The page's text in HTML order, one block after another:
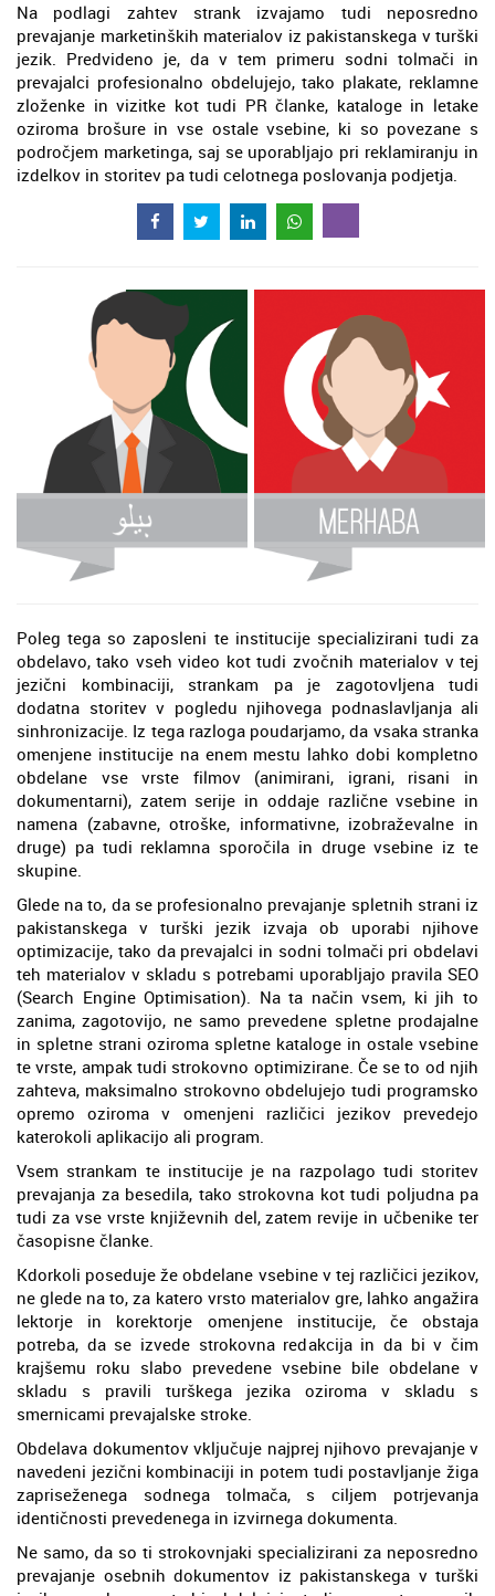
Na podlagi zahtev strank izvajamo tudi neposredno
prevajanje marketinških materialov iz pakistanskega v turški
jezik. Predvideno je, da v tem primeru sodni tolmači in
prevajalci profesionalno obdelujejo, tako plakate, reklamne
zloženke in vizitke kot tudi PR članke, kataloge in letake
oziroma brošure in vse ostale vsebine, ki so povezane s
področjem marketinga, saj se uporabljajo pri reklamiranju in
izdelkov in storitev pa tudi celotnega poslovanja podjetja.
Poleg tega so zaposleni te institucije specializirani tudi za
obdelavo, tako vseh video kot tudi zvočnih materialov v tej
jezični kombinaciji, strankam pa je zagotovljena tudi
dodatna storitev v pogledu njihovega podnaslavljanja ali
sinhronizacije. Iz tega razloga poudarjamo, da vsaka stranka
omenjene institucije na enem mestu lahko dobi kompletno
obdelane vse vrste filmov (animirani, igrani, risani in
dokumentarni), zatem serije in oddaje različne vsebine in
namena (zabavne, otroške, informativne, izobraževalne in
druge) pa tudi reklamna sporočila in druge vsebine iz te
skupine.
Glede na to, da se profesionalno prevajanje spletnih strani iz
pakistanskega v turški jezik izvaja ob uporabi njihove
optimizacije, tako da prevajalci in sodni tolmači pri obdelavi
teh materialov v skladu s potrebami uporabljajo pravila SEO
(Search Engine Optimisation). Na ta način vsem, ki jih to
zanima, zagotovijo, ne samo prevedene spletne prodajalne
in spletne strani oziroma spletne kataloge in ostale vsebine
te vrste, ampak tudi strokovno optimizirane. Če se to od njih
zahteva, maksimalno strokovno obdelujejo tudi programsko
opremo oziroma v omenjeni različici jezikov prevedejo
katerokoli aplikacijo ali program.
Vsem strankam te institucije je na razpolago tudi storitev
prevajanja za besedila, tako strokovna kot tudi poljudna pa
tudi za vse vrste književnih del, zatem revije in učbenike ter
časopisne članke.
Kdorkoli poseduje že obdelane vsebine v tej različici jezikov,
ne glede na to, za katero vrsto materialov gre, lahko angažira
lektorje in korektorje omenjene institucije, če obstaja
potreba, da se izvede strokovna redakcija in da bi v čim
krajšemu roku slabo prevedene vsebine bile obdelane v
skladu s pravili turškega jezika oziroma v skladu s
smernicami prevajalske stroke.
Obdelava dokumentov vključuje najprej njihovo prevajanje v
navedeni jezični kombinaciji in potem tudi postavljanje žiga
zapriseženega sodnega tolmača, s ciljem potrjevanja
identičnosti prevedenega in izvirnega dokumenta.
Ne samo, da so ti strokovnjaki specializirani za neposredno
prevajanje osebnih dokumentov iz pakistanskega v turški